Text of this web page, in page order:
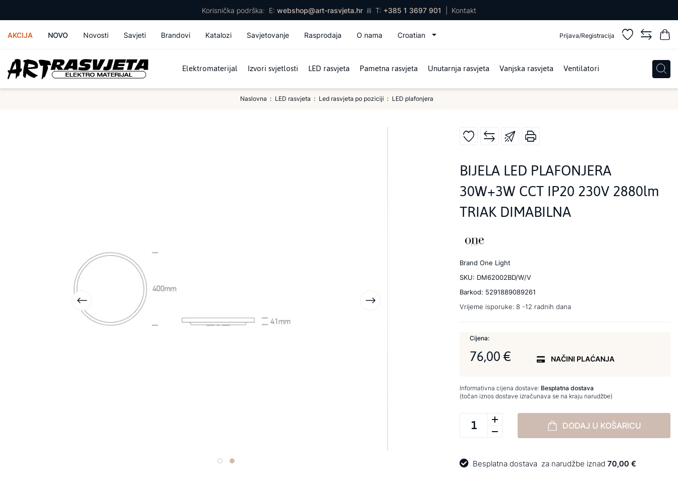
Korisnička podrška: E: webshop@art-rasvjeta.hr ili T: +385 1 3697 901 Kontakt
AKCIJA NOVO Novosti Savjeti Brandovi Katalozi Savjetovanje Rasprodaja O nama Croatian Prijava/Registracija
Elektromaterijal Izvori svjetlosti LED rasvjeta Pametna rasvjeta Unutarnja rasvjeta Vanjska rasvjeta Ventilatori
Naslovna LED rasvjeta Led rasvjeta po poziciji LED plafonjera
BIJELA LED PLAFONJERA
30W+3W CCT IP20 230V 2880lm
TRIAK DIMABILNA
Brand One Light
SKU: DM62002BD/W/V
Barkod: 5291889089261
Vrijeme isporuke: 8 -12 radnih dana
Cijena:
76,00 € NAČINI PLAĆANJA
Informativna cijena dostave: Besplatna dostava
(točan iznos dostave izračunava se na kraju narudžbe)
DODAJ U KOŠARICU
Besplatna dostava za narudžbe iznad 70,00 €